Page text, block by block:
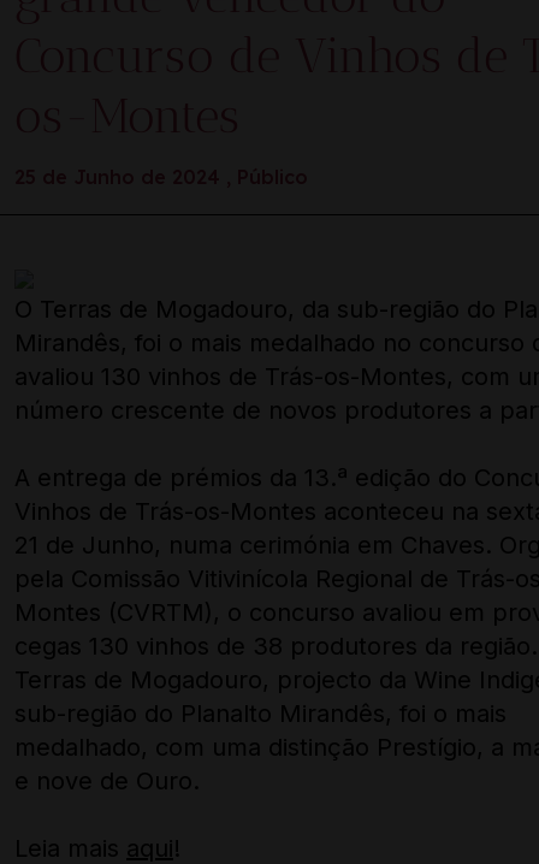
O Terras de Mogadouro, da sub-região do
Mirandês, foi o mais medalhado no concurso
avaliou 130 vinhos de Trás-os-Montes, com
número crescente de novos produtores a
A entrega de prémios da 13.ª edição do
Vinhos de Trás-os-Montes aconteceu na
21 de Junho, numa cerimónia em Chaves.
pela Comissão Vitivinícola Regional de Trás-
Montes (CVRTM), o concurso avaliou em
cegas 130 vinhos de 38 produtores da
Terras de Mogadouro, projecto da Wine
sub-região do Planalto Mirandês, foi o mais
medalhado, com uma distinção Prestígio, a
e nove de Ouro.
Leia mais aqui!